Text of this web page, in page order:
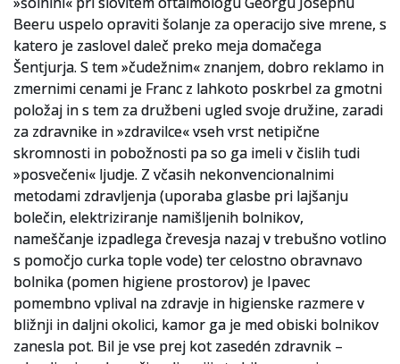
Beeru uspelo opraviti šolanje za operacijo sive mrene, s
katero je zaslovel daleč preko meja domačega
Šentjurja. S tem »čudežnim« znanjem, dobro reklamo in
zmernimi cenami je Franc z lahkoto poskrbel za gmotni
položaj in s tem za družbeni ugled svoje družine, zaradi
za zdravnike in »zdravilce« vseh vrst netipične
skromnosti in pobožnosti pa so ga imeli v čislih tudi
»posvečeni« ljudje. Z včasih nekonvencionalnimi
metodami zdravljenja (uporaba glasbe pri lajšanju
bolečin, elektriziranje namišljenih bolnikov,
nameščanje izpadlega črevesja nazaj v trebušno votlino
s pomočjo curka tople vode) ter celostno obravnavo
bolnika (pomen higiene prostorov) je Ipavec
pomembno vplival na zdravje in higienske razmere v
bližnji in daljni okolici, kamor ga je med obiski bolnikov
zanesla pot. Bil je vse prej kot zasedén zdravnik –